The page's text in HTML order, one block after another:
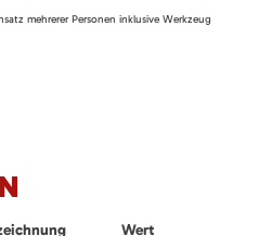
mehrerer Personen inklusive Werkzeug
Wert